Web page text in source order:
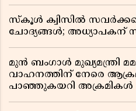
സ്കൂൾ ക്വിസിൽ
ചോദ്യങ്ങൾ;
മുൻ ബംഗാൾ മുഖ്യമന്ത്രി
വാഹനത്തിന് നേരെ
പാഞ്ഞുകയറി അക്രമികൾ